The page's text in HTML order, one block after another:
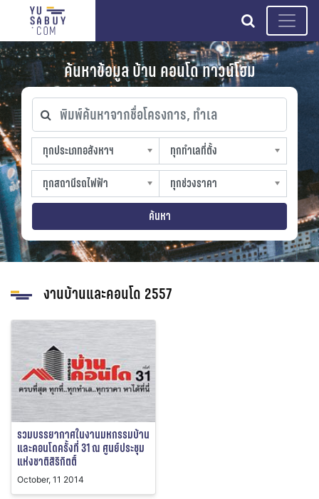
search
ค้นหาข้อมูล บ้าน คอนโด ทาวน์โฮม
พิมพ์ค้นหาจากชื่อโครงการ, ทำเล
ทุกประเภทอสังหาฯ
ทุกประเภทอสังหาฯ
sproperty
ทุกทำเลที่ตั้ง
ทุกทำเลที่ตั้ง
slocation
ทุกสถานีรถไฟฟ้า
ทุกสถานีรถไฟฟ้า
strain-station
ทุกช่วงราคา
ทุกช่วงราคา
sprice
ค้นหา
งานบ้านและคอนโด 2557
รวมบรรยากาศในงานมหกรรมบ้าน
และคอนโดครั้งที่ 31 ณ ศูนย์ประชุม
แห่งชาติสิริกิตติ์
October, 11 2014